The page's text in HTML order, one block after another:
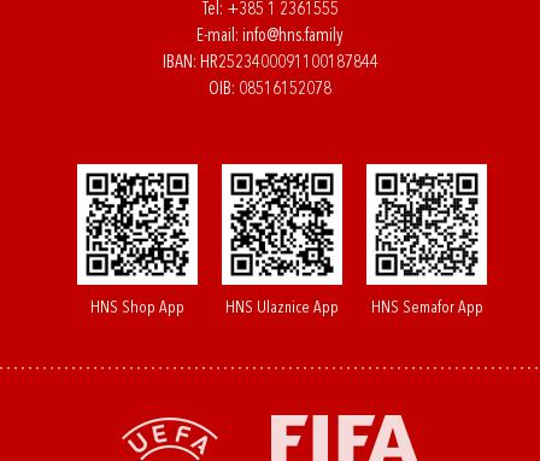
Tel: +385 1 2361555
E-mail: info@hns.family
IBAN: HR2523400091100187844
OIB: 08516152078
HNS Shop App HNS Ulaznice App HNS Semafor App